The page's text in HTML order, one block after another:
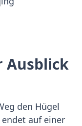
Ausblick
den Hügel
auf einer